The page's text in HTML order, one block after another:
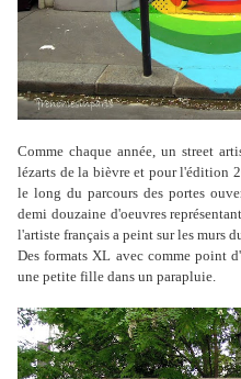
Comme chaque année, un street
lézarts de la bièvre et pour l'édition
le long du parcours des portes
demi douzaine d'oeuvres
l'artiste français a peint sur les murs
Des formats XL avec comme point
une petite fille dans un parapluie.